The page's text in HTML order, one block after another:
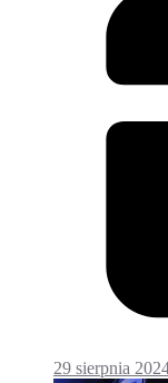
29 sierpnia